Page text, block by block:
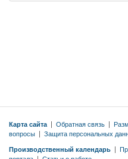
Карта сайта | Обратная связь |
вопросы | Защита персональных
Производственный календарь |